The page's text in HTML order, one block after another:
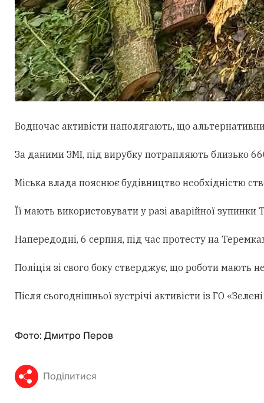
Водночас активісти наполягають, що
За даними ЗМІ, під вирубку потрапляють близько
Міська влада пояснює будівництво необхідністю
Її мають використовувати у разі аварійної
Напередодні, 6 серпня, під час протесту на
Поліція зі свого боку стверджує, що роботи мають
Після сьогоднішньої зустрічі активісти із ГО
Фото: Дмитро Перов
Поділитися